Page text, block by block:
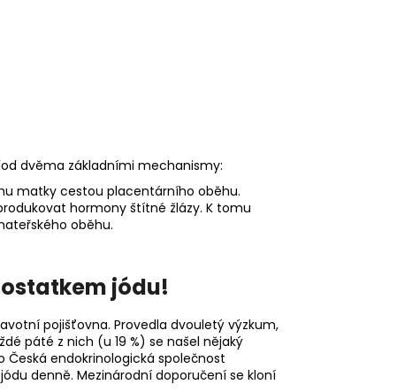
dvěma základními mechanismy:
matky cestou placentárního oběhu.
hormony štítné žlázy. K tomu
oběhu.
jódu!
pojišťovna. Provedla dvouletý výzkum,
páté z nich (u 19 %) se našel nějaký
endokrinologická společnost
denně. Mezinárodní doporučení se kloní